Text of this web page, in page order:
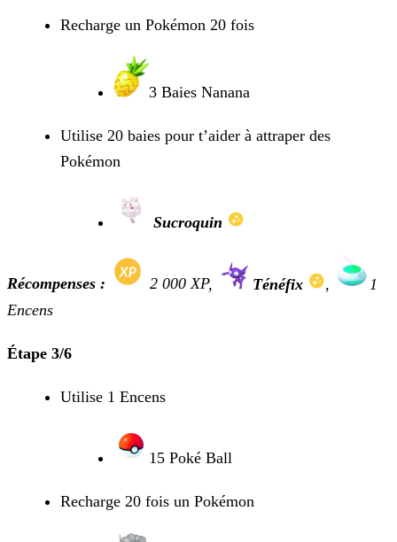
Recharge un Pokémon 20 fois
3 Baies Nanana
Utilise 20 baies pour t’aider à attraper des
Pokémon
Sucroquin
Récompenses : 2 000 XP, Ténéfix ,
1
Encens
Étape 3/6
Utilise 1 Encens
15 Poké Ball
Recharge 20 fois un Pokémon